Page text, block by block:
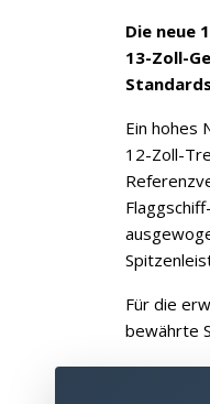
Die neue
13-Zoll-
Ein hohes
12-Zoll-
Für die
bewährte